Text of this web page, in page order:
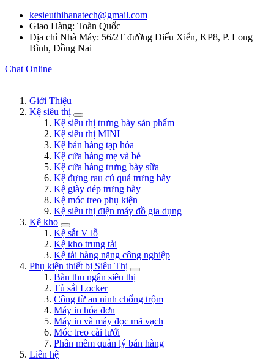
kesieuthihanatech@gmail.com
Giao Hàng: Toàn Quốc
Địa chỉ Nhà Máy: 56/2T đường Điểu Xiển, KP8, P. Long
Bình, Đồng Nai
Chat Online
Giới Thiệu
Kệ siêu thị
Kệ siêu thị trưng bày sản phẩm
Kệ siêu thị MINI
Kệ bán hàng tạp hóa
Kệ cửa hàng mẹ và bé
Kệ cửa hàng trưng bày sữa
Kệ đựng rau củ quả trưng bày
Kệ giày dép trưng bày
Kệ móc treo phụ kiện
Kệ siêu thị điện máy đồ gia dụng
Kệ kho
Kệ sắt V lỗ
Kệ kho trung tải
Kệ tải hàng nặng công nghiệp
Phụ kiện thiết bị Siêu Thị
Bàn thu ngân siêu thị
Tủ sắt Locker
Công từ an ninh chống trộm
Máy in hóa đơn
Máy in và máy đọc mã vạch
Móc treo cài lưới
Phần mềm quản lý bán hàng
Liên hệ